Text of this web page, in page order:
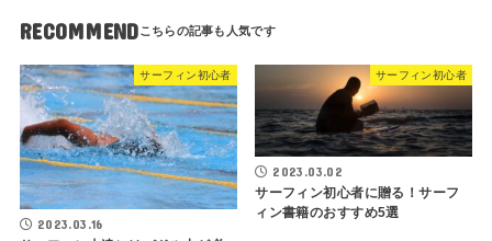
RECOMMEND
サーフィン初心者
2023.03.16
サーフィン初心者
2023.03.02
サーフィン初心者に贈る！サーフ
ィン書籍のおすすめ5選